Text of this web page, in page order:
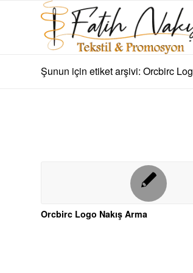
Şunun için etiket arşivi: Orcbirc Log
Orcbirc Logo Nakış Arma